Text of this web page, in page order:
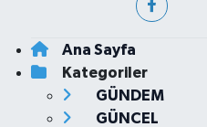
Ana Sayfa
Kategoriler
GÜNDEM
GÜNCEL